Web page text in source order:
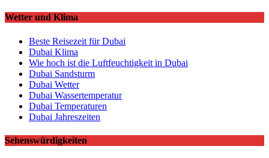
Wetter und Klima
Beste Reisezeit für Dubai
Dubai Klima
Wie hoch ist die Luftfeuchtigkeit in Dubai
Dubai Sandsturm
Dubai Wetter
Dubai Wassertemperatur
Dubai Temperaturen
Dubai Jahreszeiten
Sehenswürdigkeiten